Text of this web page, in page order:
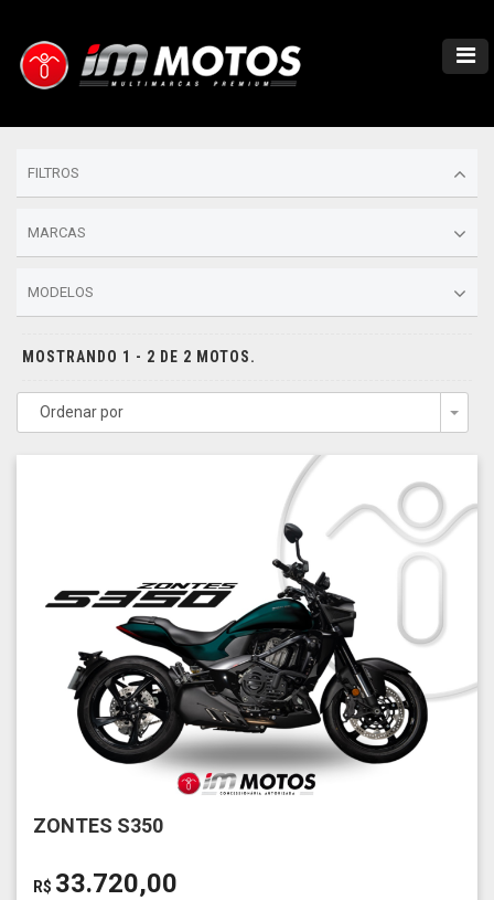
FILTROS
MARCAS
MODELOS
MOSTRANDO 1 - 2 DE 2 MOTOS.
Ordenar por
ZONTES S350
R$ 33.720,00